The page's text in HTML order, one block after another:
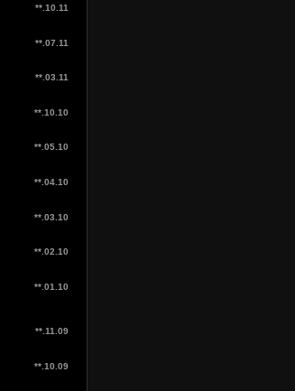
**.10.11
**.07.11
**.03.11
**.10.10
**.05.10
**.04.10
**.03.10
**.02.10
**.01.10
**.11.09
**.10.09